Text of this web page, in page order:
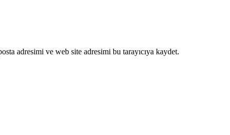
adresimi ve web site adresimi bu tarayıcıya kaydet.